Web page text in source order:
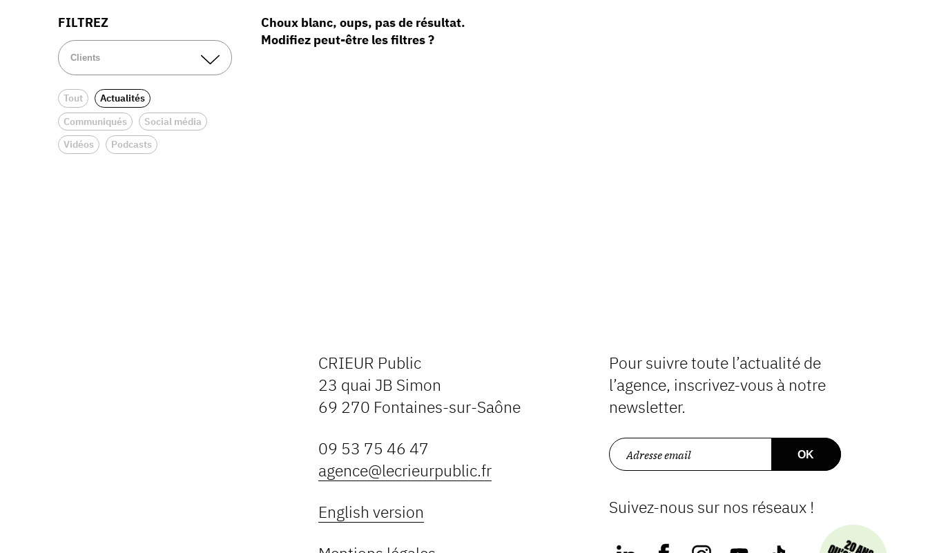
FILTREZ
Tout
Actualités
Communiqués
Social média
Vidéos
Podcasts
Choux blanc, oups, pas de résultat.
Modifiez peut-être les filtres ?
CRIEUR Public
23 quai JB Simon
69 270 Fontaines-sur-Saône
09 53 75 46 47
agence@lecrieurpublic.fr
English version
Pour suivre toute l’actualité de
l’agence, inscrivez-vous à notre
newsletter.
Suivez-nous sur nos réseaux !